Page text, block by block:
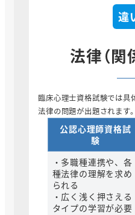
違
法律（関
臨床心理士資格試験では具
法律の問題が出題されます。
公認心理師資格試
験
・多職種連携や、各
種法律の理解を求め
られる
・広く浅く押さえる
タイプの学習が必要